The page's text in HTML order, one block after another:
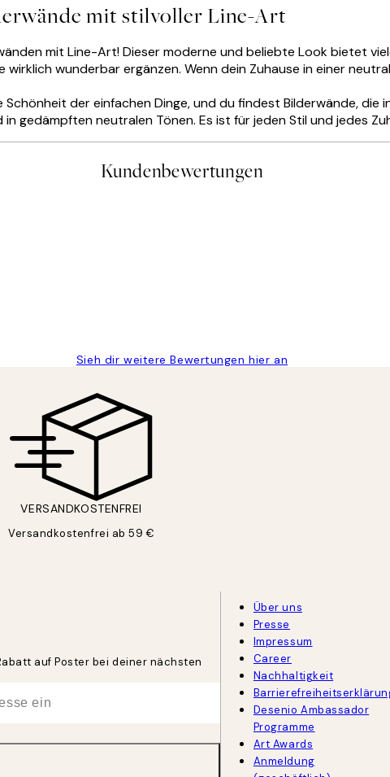
mit stilvoller Line-Art
mit Line-Art! Dieser moderne und beliebte Look bietet
wunderbar ergänzen. Wenn dein Zuhause in einer
der einfachen Dinge, und du findest Bilderwände, die
gedämpften neutralen Tönen. Es ist für jeden Stil und jedes
Kundenbewertungen
Sieh dir weitere Bewertungen hier an
VERSANDKOSTENFREI
Versandkostenfrei ab 59 €
auf Poster bei deiner nächsten
Über uns
Presse
Impressum
Career
Nachhaltigkeit
Desenio Ambassador
Programme
Art Awards
Anmeldung